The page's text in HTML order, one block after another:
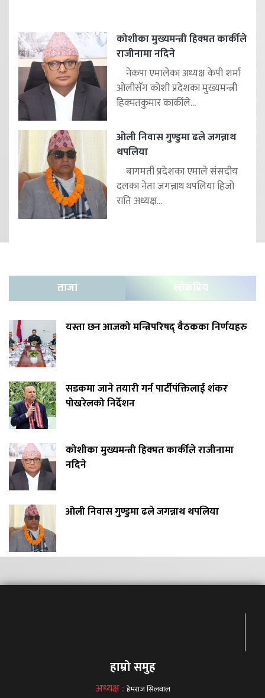
कोशीका मुख्यमन्त्री हिक्मत कार्कीले
राजीनामा नदिने
नेकपा एमालेका अध्यक्ष केपी शर्मा
ओलीसँग कोशी प्रदेशका मुख्यमन्त्री
हिक्मतकुमार कार्कीले...
ओली निवास गुण्डुमा ढले जगन्नाथ
थपलिया
बागमती प्रदेशका एमाले संसदीय
दलका नेता जगन्नाथ थपलिया हिजो
राति अध्यक्ष...
ताजा लोकप्रिय
यस्ता छन आजको मन्त्रिपरिषद् बैठकका निर्णयहरु
सडकमा जाने तयारी गर्न पार्टीपंक्तिलाई शंकर
पोखरेलको निर्देशन
कोशीका मुख्यमन्त्री हिक्मत कार्कीले राजीनामा
नदिने
ओली निवास गुण्डुमा ढले जगन्नाथ थपलिया
हाम्रो समुह
अध्यक्ष : हेमराज सिलवाल